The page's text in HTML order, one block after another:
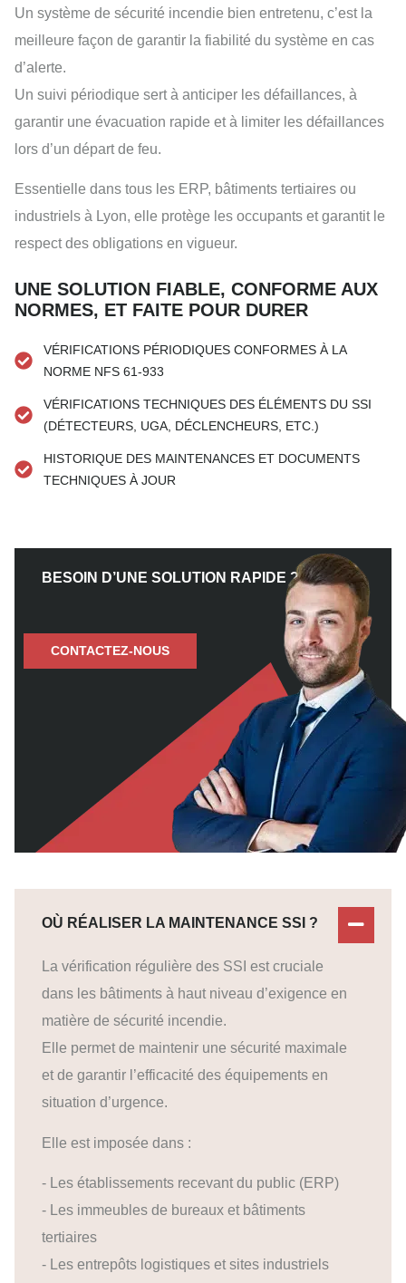
Un système de sécurité incendie bien entretenu, c’est la
meilleure façon de garantir la fiabilité du système en cas
d’alerte.
Un suivi périodique sert à anticiper les défaillances, à
garantir une évacuation rapide et à limiter les défaillances
lors d’un départ de feu.
Essentielle dans tous les ERP, bâtiments tertiaires ou
industriels à Lyon, elle protège les occupants et garantit le
respect des obligations en vigueur.
UNE SOLUTION FIABLE, CONFORME AUX
NORMES, ET FAITE POUR DURER
VÉRIFICATIONS PÉRIODIQUES CONFORMES À LA
NORME NFS 61-933
VÉRIFICATIONS TECHNIQUES DES ÉLÉMENTS DU SSI
(DÉTECTEURS, UGA, DÉCLENCHEURS, ETC.)
HISTORIQUE DES MAINTENANCES ET DOCUMENTS
TECHNIQUES À JOUR
BESOIN D’UNE SOLUTION RAPIDE ?
CONTACTEZ-NOUS
OÙ RÉALISER LA MAINTENANCE SSI ?
La vérification régulière des SSI est cruciale
dans les bâtiments à haut niveau d’exigence en
matière de sécurité incendie.
Elle permet de maintenir une sécurité maximale
et de garantir l’efficacité des équipements en
situation d’urgence.
Elle est imposée dans :
- Les établissements recevant du public (ERP)
- Les immeubles de bureaux et bâtiments
tertiaires
- Les entrepôts logistiques et sites industriels